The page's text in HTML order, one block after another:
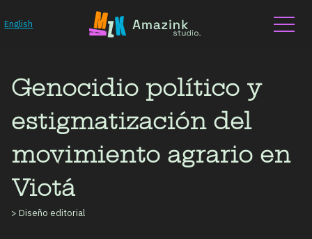
English
Genocidio político y
estigmatización del
movimiento agrario en
Viotá
> Diseño editorial